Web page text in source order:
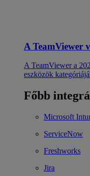
A TeamViewer
A TeamViewer a
eszközök
Főbb
Microsoft
ServiceNow
Freshworks
Jira